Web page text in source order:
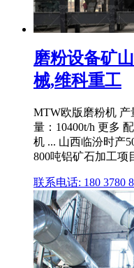
磨粉设备矿
械,维科重工
MTW欧版磨粉机 产
量：10400t/h 更多
机 ... 山西临汾时产
800吨铝矿石加工项
联系电话: 180 3780